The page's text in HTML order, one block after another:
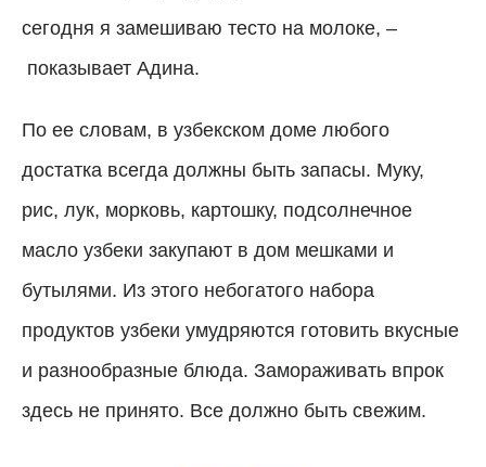
сегодня я замешиваю тесто на молоке, –
показывает Адина.
По ее словам, в узбекском доме любого
достатка всегда должны быть запасы. Муку,
рис, лук, морковь, картошку, подсолнечное
масло узбеки закупают в дом мешками и
бутылями. Из этого небогатого набора
продуктов узбеки умудряются готовить вкусные
и разнообразные блюда. Замораживать впрок
здесь не принято. Все должно быть свежим.